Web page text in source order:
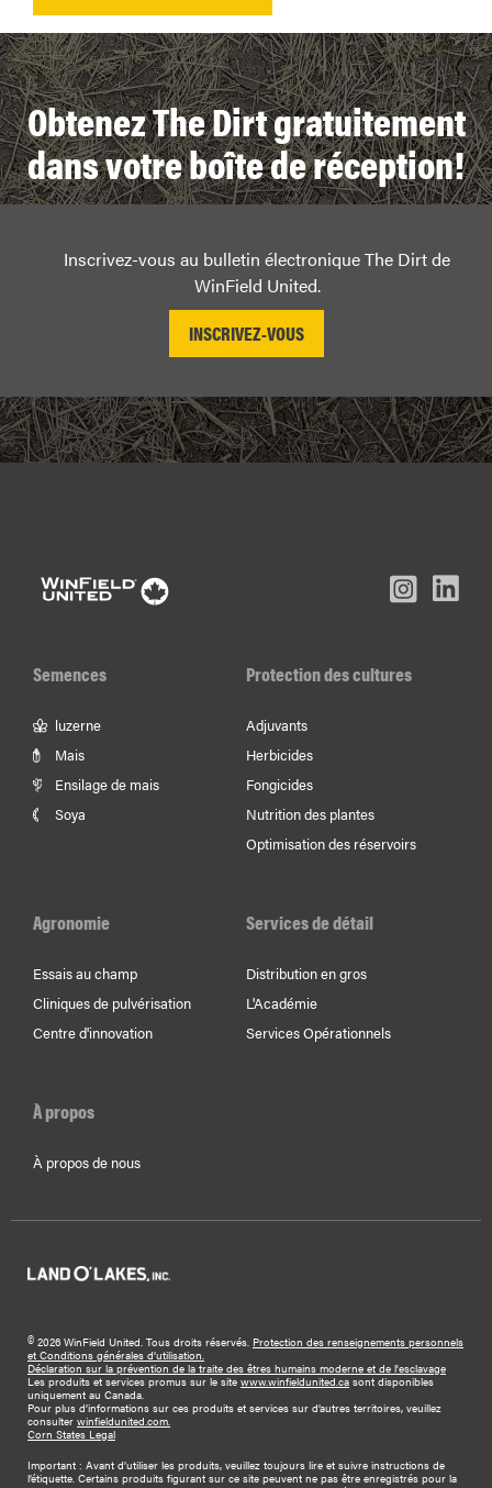
Obtenez The Dirt gratuitement
dans votre boîte de réception!
Inscrivez-vous au bulletin électronique The Dirt de
WinField United.
FacebookYoutube
Semences
luzerne
Mais
Ensilage de mais
Soya
Protection des cultures
Adjuvants
Herbicides
Fongicides
Nutrition des plantes
Optimisation des réservoirs
Agronomie
Essais au champ
Cliniques de pulvérisation
Centre d'innovation
Services de détail
Distribution en gros
L'Académie
Services Opérationnels
À propos
À propos de nous
© 2026 WinField United. Tous droits réservés. Protection des renseignements personnels
et Conditions générales d’utilisation.
Déclaration sur la prévention de la traite des êtres humains moderne et de l'esclavage
Les produits et services promus sur le site www.winfieldunited.ca sont disponibles
uniquement au Canada.
Pour plus d’informations sur ces produits et services sur d’autres territoires, veuillez
consulter winfieldunited.com.
Corn States Legal
Important : Avant d’utiliser les produits, veuillez toujours lire et suivre instructions de
l’étiquette. Certains produits figurant sur ce site peuvent ne pas être enregistrés pour la